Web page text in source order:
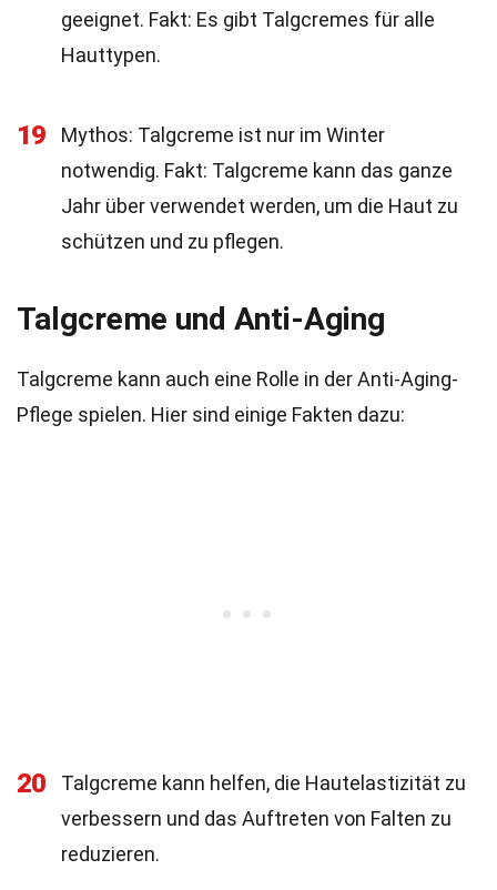
geeignet. Fakt: Es gibt Talgcremes für alle
Hauttypen.
19
Mythos: Talgcreme ist nur im Winter
notwendig. Fakt: Talgcreme kann das ganze
Jahr über verwendet werden, um die Haut zu
schützen und zu pflegen.
Talgcreme und Anti-Aging
Talgcreme kann auch eine Rolle in der Anti-Aging-
Pflege spielen. Hier sind einige Fakten dazu:
20
Talgcreme kann helfen, die Hautelastizität zu
verbessern und das Auftreten von Falten zu
reduzieren.